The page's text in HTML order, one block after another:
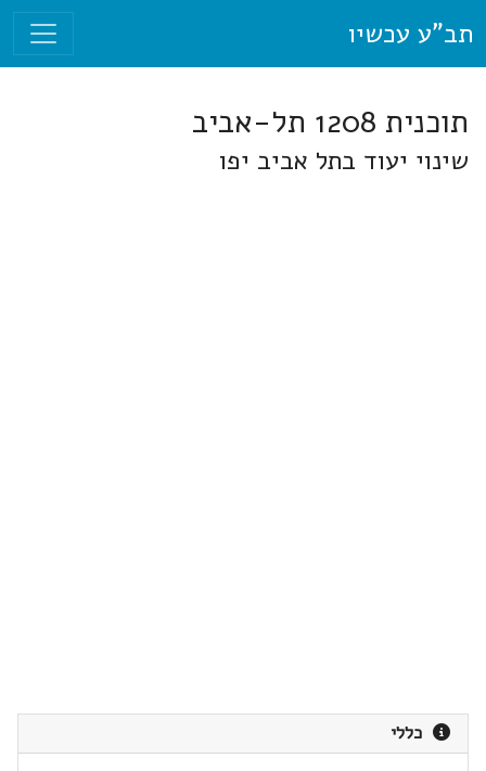
תב"ע עכשיו
תוכנית 1208 תל-אביב
שינוי יעוד בתל אביב יפו
כללי